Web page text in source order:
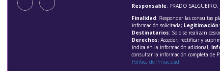
Responsable: PRADO SALGUEIRO,
Finalidad: Responder las consultas
información solicitada; Legitimación
Destinatarios: Solo se realizan
Derechos: Acceder, rectificar y
indica en la información adicional;
consultar la información completa de
Política de Privacidad.